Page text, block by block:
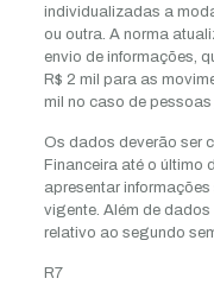
individualizadas a
ou outra. A norma
envio de informações,
R$ 2 mil para as
mil no caso de pessoas
Os dados deverão ser
Financeira até o último
apresentar
vigente. Além de dados
relativo ao segundo
R7